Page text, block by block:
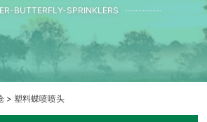
BUTTERFLY-SPRINKLERS
>塑料蝶喷喷头